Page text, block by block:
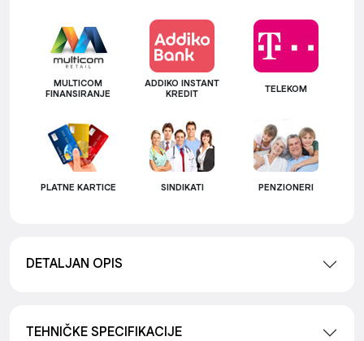
MULTICOM
FINANSIRANJE
ADDIKO INSTANT
KREDIT
TELEKOM
PLATNE KARTICE SINDIKATI PENZIONERI
DETALJAN OPIS
TEHNIČKE SPECIFIKACIJE